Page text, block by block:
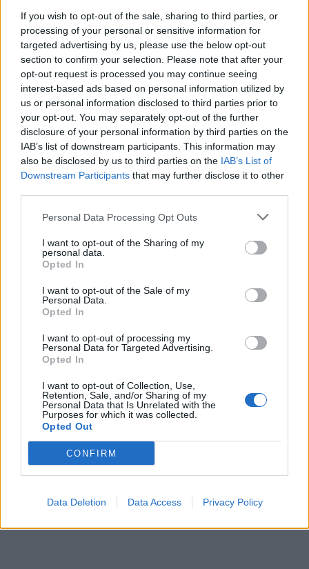
If you wish to opt-out of the sale, sharing to third parties, or
processing of your personal or sensitive information for
targeted advertising by us, please use the below opt-out
section to confirm your selection. Please note that after your
opt-out request is processed you may continue seeing
interest-based ads based on personal information utilized by
us or personal information disclosed to third parties prior to
your opt-out. You may separately opt-out of the further
disclosure of your personal information by third parties on the
IAB’s list of downstream participants. This information may
also be disclosed by us to third parties on the IAB’s List of
Downstream Participants that may further disclose it to other
Personal Data Processing Opt Outs
I want to opt-out of the Sharing of my
personal data.
Opted In
I want to opt-out of the Sale of my
Personal Data.
Opted In
I want to opt-out of processing my
Personal Data for Targeted Advertising.
Opted In
I want to opt-out of Collection, Use,
Retention, Sale, and/or Sharing of my
Personal Data that Is Unrelated with the
Purposes for which it was collected.
Opted Out
CONFIRM
Data Deletion Data Access Privacy Policy
Για την Ένωση «Ε.Λ.Ι.Α.», ο πρόεδρος Γιώργος
Περδίκης
Για την Κοινοπραξία Σπάρτης ο διαχειριστής/
εκπρόσωπος Βαγγέλης Ρετσινάς
Για την Κοινοπραξία μέσα Μάνης ο
διαχειριστής/εκπρόσωπος Πέτρος Μορφίρης
ΕΚΠΑΙΔΕΥΣΗ